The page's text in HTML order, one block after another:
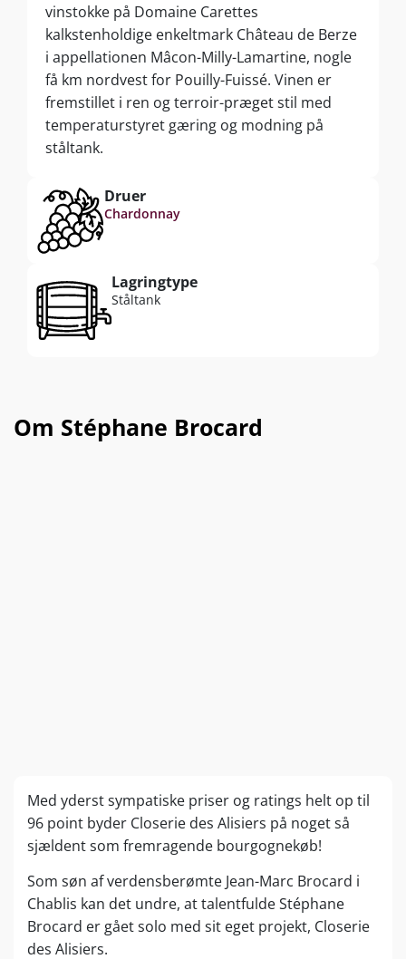
vinstokke på Domaine Carettes
kalkstenholdige enkeltmark Château de Berze
i appellationen Mâcon-Milly-Lamartine, nogle
få km nordvest for Pouilly-Fuissé. Vinen er
fremstillet i ren og terroir-præget stil med
temperaturstyret gæring og modning på
ståltank.
Druer
Chardonnay
Lagringtype
Ståltank
Om Stéphane Brocard
Med yderst sympatiske priser og ratings helt op til
96 point byder Closerie des Alisiers på noget så
sjældent som fremragende bourgognekøb!
Som søn af verdensberømte Jean-Marc Brocard i
Chablis kan det undre, at talentfulde Stéphane
Brocard er gået solo med sit eget projekt, Closerie
des Alisiers.